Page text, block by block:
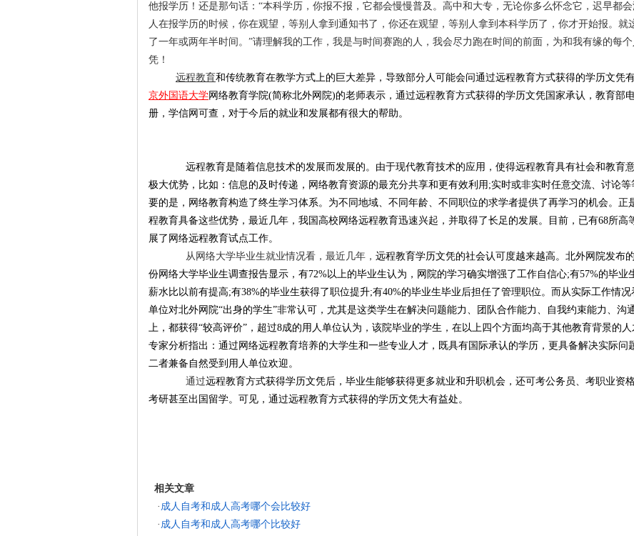
他报学历！还是那句话：“本科学历，你报不报，它都会慢慢普及。高中和大专，无论你多么怀念它，迟早都会
人在报学历的时候，你在观望，等别人拿到通知书了，你还在观望，等别人拿到本科学历了，你才开始报。就
了一年或两年半时间。”请理解我的工作，我是与时间赛跑的人，我会尽力跑在时间的前面，为和我有缘的每
凭！
远程教育和传统教育在教学方式上的巨大差异，导致部分人可能会问通过远程教育方式获得的学历文凭
京外国语大学网络教育学院(简称北外网院)的老师表示，通过远程教育方式获得的学历文凭国家承认，教育部
册，学信网可查，对于今后的就业和发展都有很大的帮助。
远程教育是随着信息技术的发展而发展的。由于现代教育技术的应用，使得远程教育具有社会和教育
极大优势，比如：信息的及时传递， 网络教育资源的最充分共享和更有效利用;实时或非实时任意交流、讨论等
要的是， 网络教育构造了终生学习体系。为不同地域、不同年龄、不同职位的求学者提供了再学习的机会。正
程教育具备这些优势，最近几年，我国高校网络远程教育迅速兴起，并取得了长足的发展。目前，已有68所高
展了网络远程教育试点工作。
从网络大学毕业生就业情况看，最近几年， 远程教育学历文凭的社会认可度越来越高。 北外网院发布
份网络大学毕业生调查报告显示，有72%以上的毕业生认为，网院的学习确实增强了工作自信心;有57%的毕业
薪水比以前有提高;有38%的毕业生获得了职位提升;有40%的毕业生毕业后担任了管理职位。而从实际工作情况
单位对北外网院“出身的学生”非常认可，尤其是这类学生在解决问题能力、团队合作能力、自我约束能力、沟
上，都获得“较高评价”，超过8成的用人单位认为，该院毕业的学生，在以上四个方面均高于其他教育背景的人
专家分析指出：通过网络远程教育培养的大学生和一些专业人才，既具有国际承认的学历，更具备解决实际问
二者兼备自然受到用人单位欢迎。
通过远程教育方式获得学历文凭后，毕业生能够获得更多就业和升职机会，还可考公务员、考职业资格
考研甚至出国留学。可见，通过远程教育方式获得的学历文凭大有益处。
相关文章
· 成人自考和成人高考哪个会比较好
· 成人自考和成人高考哪个比较好